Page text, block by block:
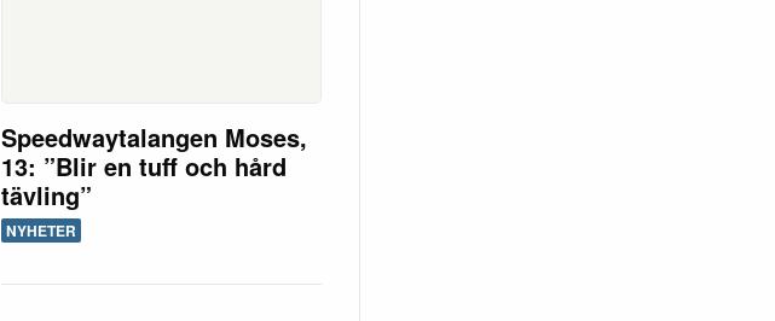
Speedwaytalangen Moses,
13: ”Blir en tuff och hård
tävling”
NYHETER